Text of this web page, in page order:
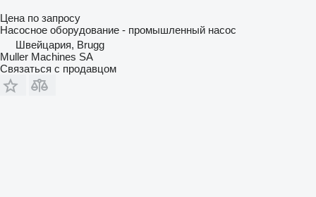
Цена по запросу
Насосное оборудование - промышленный насос
Швейцария, Brugg
Muller Machines SA
Связаться с продавцом